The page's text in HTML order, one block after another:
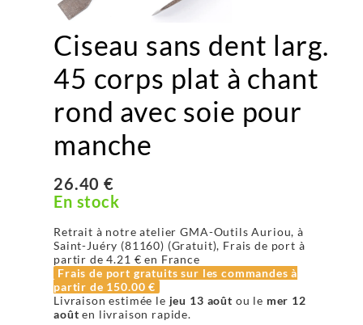
Ciseau sans dent larg.
45 corps plat à chant
rond avec soie pour
manche
26.40 €
En stock
Retrait à notre atelier GMA-Outils Auriou, à
Saint-Juéry (81160) (Gratuit), Frais de port à
partir de4.21 € en France
Frais de port gratuits sur les commandes à
partir de 150.00 €
Livraison estimée le jeu 13 août ou le mer 12
août en livraison rapide.